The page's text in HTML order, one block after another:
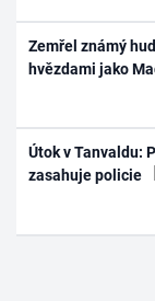
Zemřel známý
hvězdami jako
Útok v Tanvaldu:
zasahuje policie